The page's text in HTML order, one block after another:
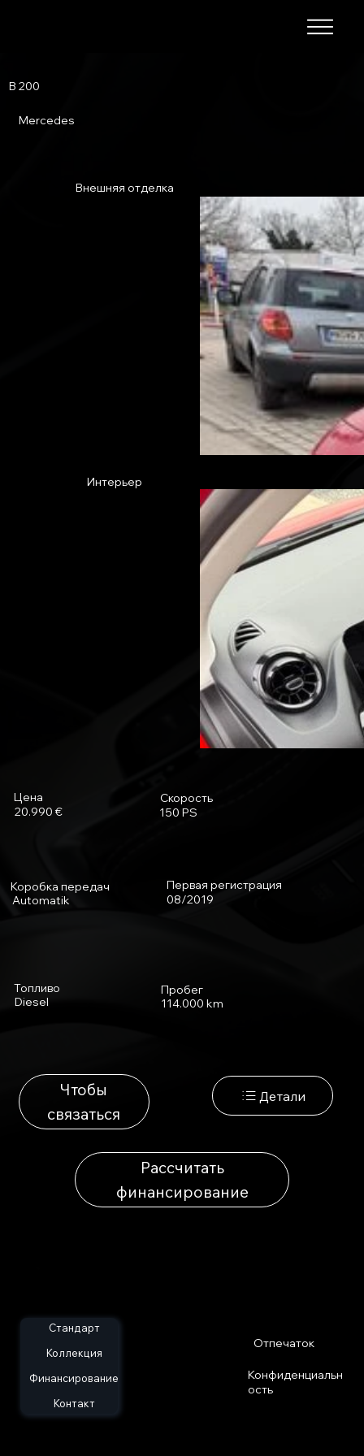
B 200
Mercedes
Внешняя отделка
Интерьер
Первая регистрация
08/2019
Коробка передач
Automatik
Топливо
Diesel
Пробег
114.000 km
Скорость
150 PS
Цена
20.990 €
Чтобы
связаться
Рассчитать
финансирование
Детали
Стандарт
Коллекция
Финансирование
Контакт
Отпечаток
Конфиденциальн
ость